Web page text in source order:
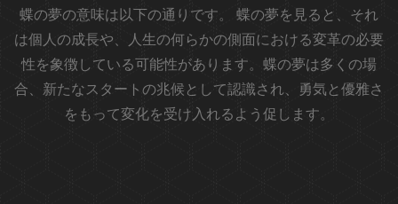
蝶の夢の意味は以下の通りです。
蝶の夢を見ると、それ
は個人の成長や、人生の何らかの側面における変革の必要
性を象徴している可能性があります。蝶の夢は多くの場
合、新たなスタートの兆候として認識され、勇気と優雅さ
をもって変化を受け入れるよう促します。